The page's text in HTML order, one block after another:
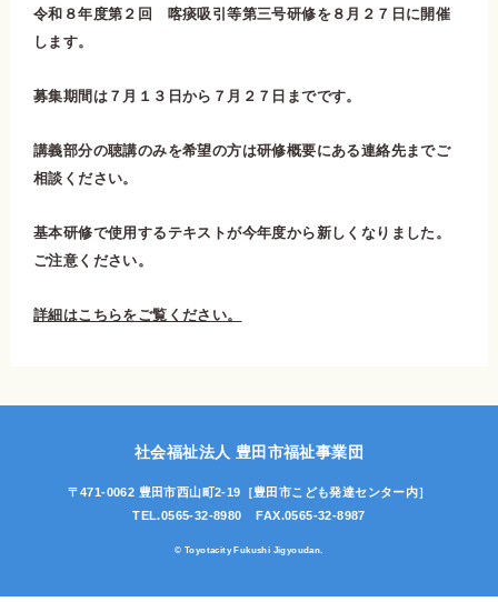
令和８年度第２回 喀痰吸引等第三号研修を８月２７日に開催
します。
募集期間は７月１３日から７月２７日までです。
講義部分の聴講のみを希望の方は研修概要にある連絡先までご
相談ください。
基本研修で使用するテキストが今年度から新しくなりました。
ご注意ください。
詳細はこちらをご覧ください。
社会福祉法人 豊田市福祉事業団
〒471-0062 豊田市西山町2-19 ［豊田市こども発達センター内］
TEL.0565-32-8980
FAX.0565-32-8987
© Toyotacity Fukushi Jigyoudan.